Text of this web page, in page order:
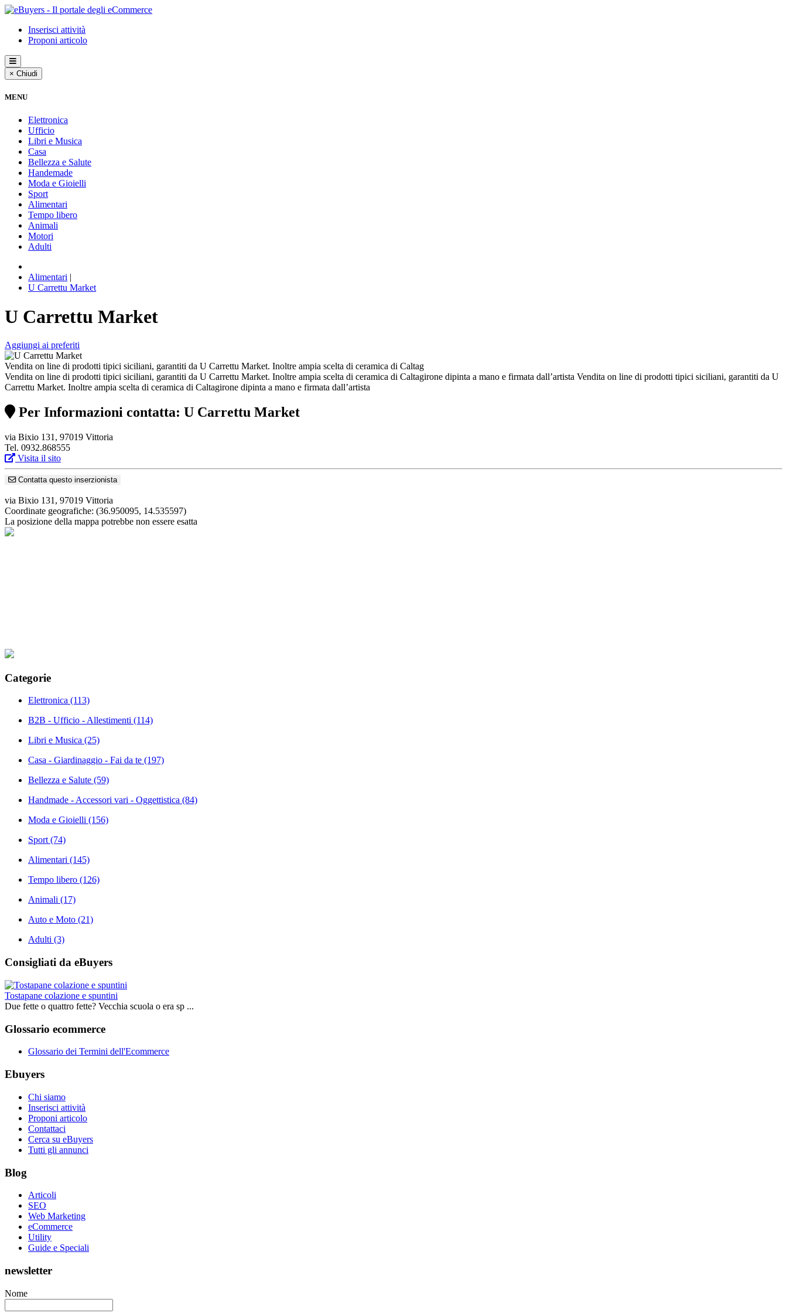
Inserisci attività
Proponi articolo
× Chiudi
MENU
Elettronica
Ufficio
Libri e Musica
Casa
Bellezza e Salute
Handemade
Moda e Gioielli
Sport
Alimentari
Tempo libero
Animali
Motori
Adulti
Alimentari |
U Carrettu Market
U Carrettu Market
Aggiungi ai preferiti
Vendita on line di prodotti tipici siciliani, garantiti da U Carrettu Market. Inoltre ampia scelta di ceramica di Caltag
Vendita on line di prodotti tipici siciliani, garantiti da U Carrettu Market. Inoltre ampia scelta di ceramica di Caltagirone dipinta a mano e firmata dall’artista Vendita on line di prodotti tipici siciliani, garantiti da U
Carrettu Market. Inoltre ampia scelta di ceramica di Caltagirone dipinta a mano e firmata dall’artista
Per Informazioni contatta: U Carrettu Market
via Bixio 131, 97019 Vittoria
Tel. 0932.868555
Visita il sito
Contatta questo inserzionista
via Bixio 131, 97019 Vittoria
Coordinate geografiche: (36.950095, 14.535597)
La posizione della mappa potrebbe non essere esatta
Categorie
Elettronica (113)
B2B - Ufficio - Allestimenti (114)
Libri e Musica (25)
Casa - Giardinaggio - Fai da te (197)
Bellezza e Salute (59)
Handmade - Accessori vari - Oggettistica (84)
Moda e Gioielli (156)
Sport(74)
Alimentari (145)
Tempo libero (126)
Animali (17)
Auto e Moto (21)
Adulti (3)
Consigliati da eBuyers
Tostapane colazione e spuntini
Due fette o quattro fette? Vecchia scuola o era sp ...
Glossario ecommerce
Glossario dei Termini dell'Ecommerce
Ebuyers
Chi siamo
Inserisci attività
Proponi articolo
Contattaci
Cerca su eBuyers
Tutti gli annunci
Blog
Articoli
SEO
Web Marketing
eCommerce
Utility
Guide e Speciali
newsletter
Nome